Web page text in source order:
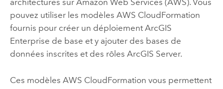
architectures sur Amazon Web Services (AWS). Vous
pouvez utiliser les modèles AWS CloudFormation
fournis pour créer un déploiement ArcGIS
Enterprise de base et y ajouter des bases de
données inscrites et des rôles ArcGIS Server.
Ces modèles AWS CloudFormation vous permettent